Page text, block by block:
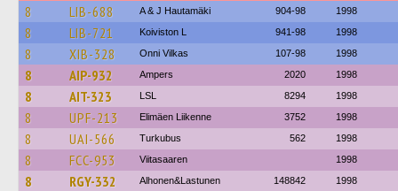
8 LIB-688 A & J Hautamäki 904-98 1998
8 LIB-721 Koiviston L 941-98 1998
8 XIB-328 Onni Vilkas 107-98 1998
8 AIP-932 Ampers 2020 1998
8 AIT-323 LSL 8294 1998
8 UPF-213 Elimäen Liikenne 3752 1998
8 UAI-566 Turkubus 562 1998
8 FCC-953 Viitasaaren 1998
8 RGY-332 Alhonen&Lastunen 148842 1998